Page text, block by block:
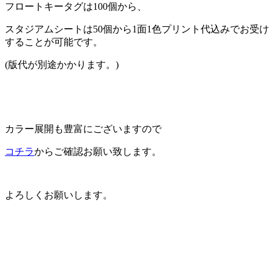
フロートキータグは100個から、
スタジアムシートは50個から1面1色プリント代込みでお受け
することが可能です。
(版代が別途かかります。)
カラー展開も豊富にございますので
コチラからご確認お願い致します。
よろしくお願いします。